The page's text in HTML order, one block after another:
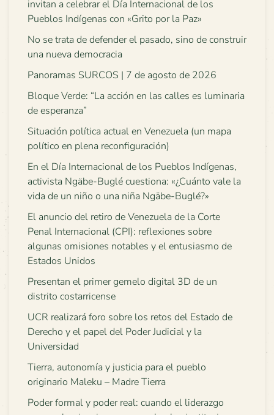
invitan a celebrar el Día Internacional de los
Pueblos Indígenas con «Grito por la Paz»
No se trata de defender el pasado, sino de construir
una nueva democracia
Panoramas SURCOS | 7 de agosto de 2026
Bloque Verde: “La acción en las calles es luminaria
de esperanza”
Situación política actual en Venezuela (un mapa
político en plena reconfiguración)
En el Día Internacional de los Pueblos Indígenas,
activista Ngäbe-Buglé cuestiona: «¿Cuánto vale la
vida de un niño o una niña Ngäbe-Buglé?»
El anuncio del retiro de Venezuela de la Corte
Penal Internacional (CPI): reflexiones sobre
algunas omisiones notables y el entusiasmo de
Estados Unidos
Presentan el primer gemelo digital 3D de un
distrito costarricense
UCR realizará foro sobre los retos del Estado de
Derecho y el papel del Poder Judicial y la
Universidad
Tierra, autonomía y justicia para el pueblo
originario Maleku – Madre Tierra
Poder formal y poder real: cuando el liderazgo